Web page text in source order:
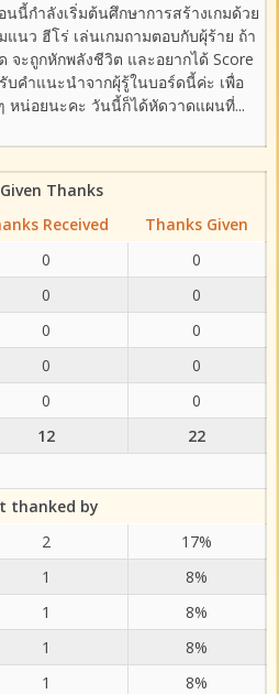
นี้กำลังเริ่มต้นศึกษาการสร้างเกมด้วย
แนว ฮีโร่ เล่นเกมถามตอบกับผุ้ร้าย ถ้า
จะถูกหักพลังชีวิต และอยากได้ Score
บคำแนะนำจากผุ้รู้ในบอร์ดนี้ค่ะ เพื่อ
หน่อยนะคะ วันนี้ก็ได้หัดวาดแผนที่...
Thanks
Received
Thanks Given
0
0
0
0
0
0
0
0
0
0
12 22
thanked by
2
17%
1
8%
1
8%
1
8%
1 8%